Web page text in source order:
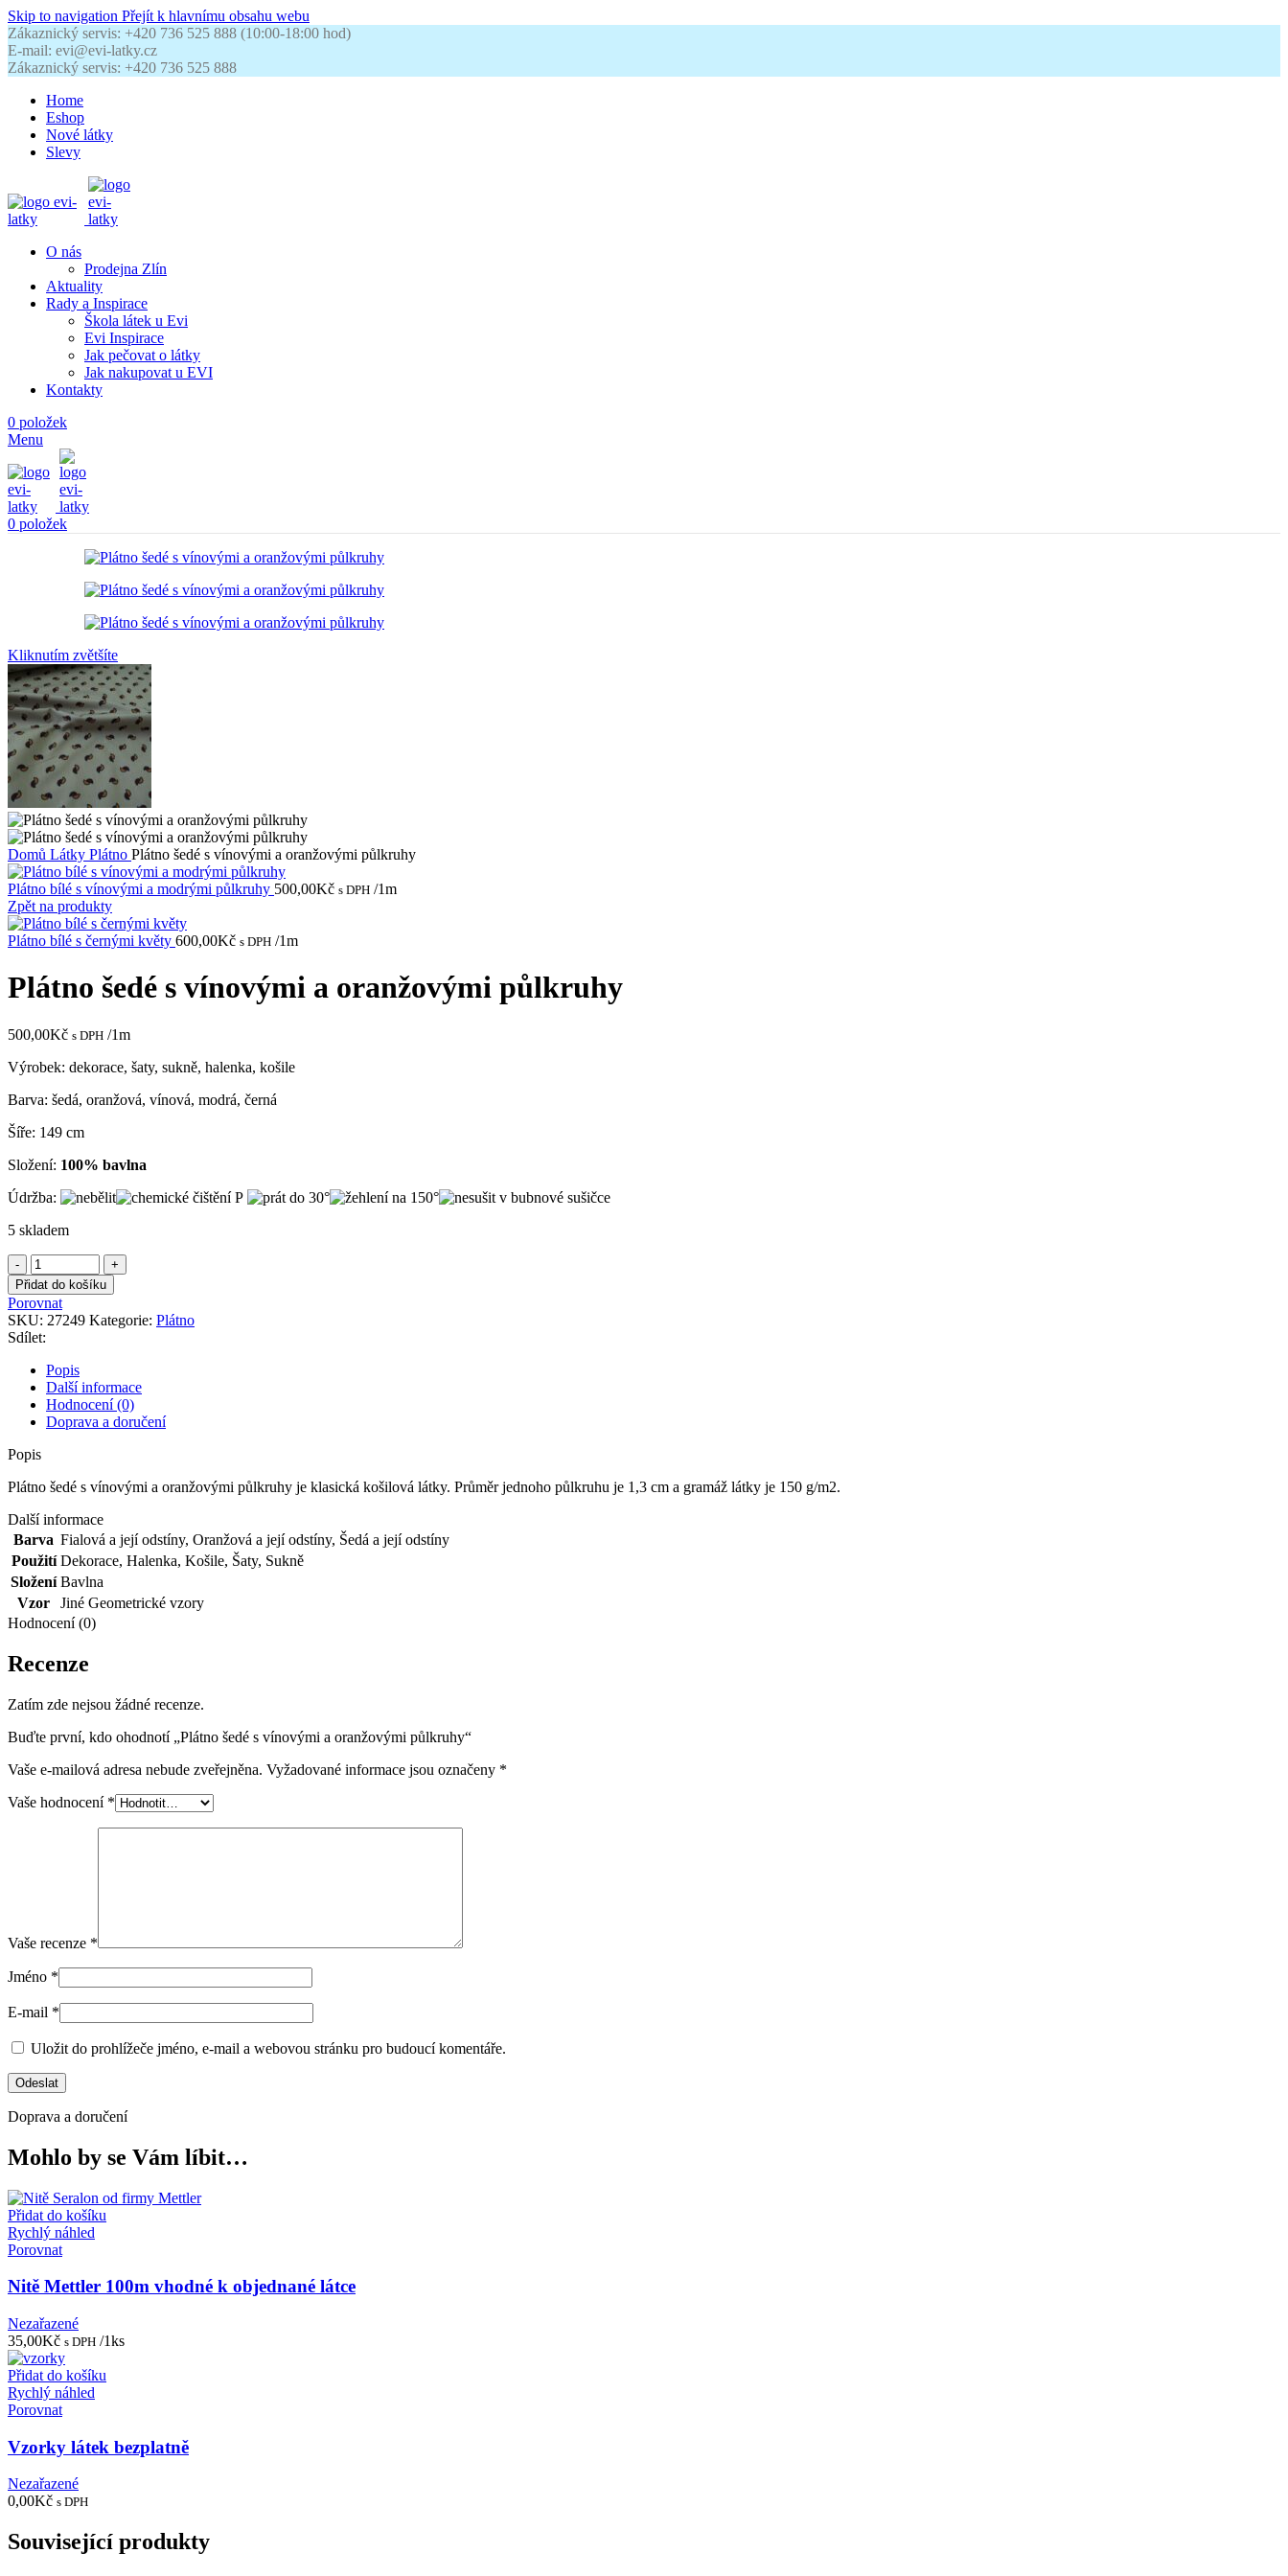
Skip to navigation Přejít k hlavnímu obsahu webu
Zákaznický servis: +420 736 525 888 (10:00-18:00 hod)
E-mail: evi@evi-latky.cz
Zákaznický servis: +420 736 525 888
Home
Eshop
Nové látky
Slevy
O nás
Prodejna Zlín
Aktuality
Rady a Inspirace
Škola látek u Evi
Evi Inspirace
Jak pečovat o látky
Jak nakupovat u EVI
Kontakty
0 položek
Menu
0 položek
Kliknutím zvětšíte
Domů Látky Plátno Plátno šedé s vínovými a oranžovými půlkruhy
Plátno bílé s vínovými a modrými půlkruhy 500,00Kč s DPH /1m
Zpět na produkty
Plátno bílé s černými květy 600,00Kč s DPH /1m
Plátno šedé s vínovými a oranžovými půlkruhy
500,00Kč s DPH /1m
Výrobek: dekorace, šaty, sukně, halenka, košile
Barva: šedá, oranžová, vínová, modrá, černá
Šíře: 149 cm
Složení: 100% bavlna
Údržba:
5 skladem
Plátno
šedé
s
vínovými
a
oranžovými
půlkruhy
množství
Přidat do košíku
Porovnat
SKU: 27249 Kategorie: Plátno
Sdílet:
Popis
Další informace
Hodnocení (0)
Doprava a doručení
Popis
Plátno šedé s vínovými a oranžovými půlkruhy je klasická košilová látky. Průměr jednoho půlkruhu je 1,3 cm a gramáž látky je 150 g/m2.
Další informace
Barva Fialová a její odstíny, Oranžová a její odstíny, Šedá a její odstíny
Použití Dekorace, Halenka, Košile, Šaty, Sukně
Složení Bavlna
Vzor
Jiné Geometrické vzory
Hodnocení (0)
Recenze
Zatím zde nejsou žádné recenze.
Buďte první, kdo ohodnotí „Plátno šedé s vínovými a oranžovými půlkruhy“
Vaše e-mailová adresa nebude zveřejněna. Vyžadované informace jsou označeny *
Vaše hodnocení *
Vaše recenze *
Jméno *
E-mail *
Uložit do prohlížeče jméno, e-mail a webovou stránku pro budoucí komentáře.
Doprava a doručení
Mohlo by se Vám líbit…
Přidat do košíku
Rychlý náhled
Porovnat
Nitě Mettler 100m vhodné k objednané látce
Nezařazené
35,00Kč s DPH /1ks
Přidat do košíku
Rychlý náhled
Porovnat
Vzorky látek bezplatně
Nezařazené
0,00Kč s DPH
Související produkty